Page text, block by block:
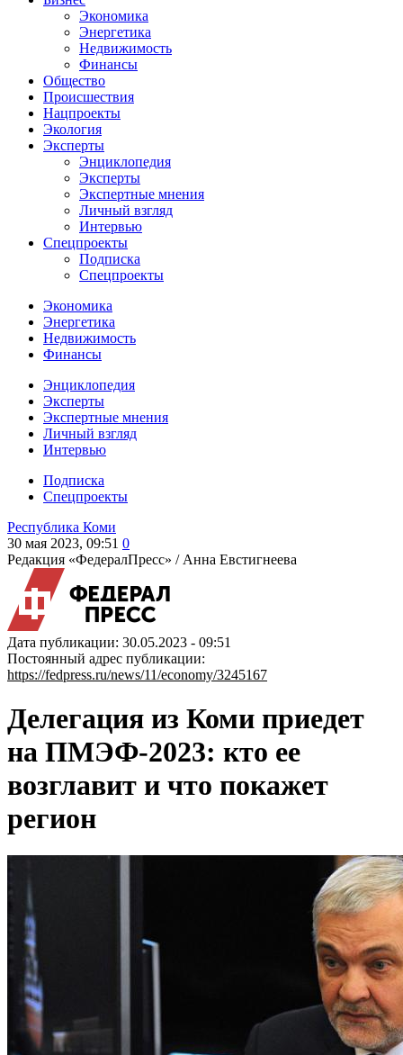
Экономика
Энергетика
Недвижимость
Финансы
Общество
Происшествия
Нацпроекты
Экология
Эксперты
Энциклопедия
Эксперты
Экспертные мнения
Личный взгляд
Интервью
Спецпроекты
Подписка
Спецпроекты
Экономика
Энергетика
Недвижимость
Финансы
Энциклопедия
Эксперты
Экспертные мнения
Личный взгляд
Интервью
Подписка
Спецпроекты
Республика Коми
30 мая 2023, 09:51 0
Редакция «ФедералПресс» / Анна Евстигнеева
Дата публикации: 30.05.2023 - 09:51
Постоянный адрес публикации:
https://fedpress.ru/news/11/economy/3245167
Делегация из Коми приедет
на ПМЭФ-2023: кто ее
возглавит и что покажет
регион